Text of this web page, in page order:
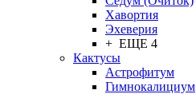
Хавортия
Эхеверия
+ ЕЩЕ 4
Кактусы
Астрофитум
Гимнокалициум